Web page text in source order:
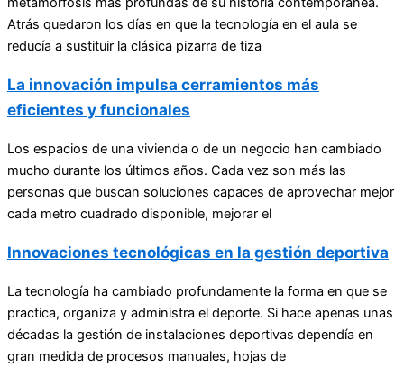
Atrás quedaron los días en que la tecnología en el aula se
reducía a sustituir la clásica pizarra de tiza
La innovación impulsa cerramientos más
eficientes y funcionales
Los espacios de una vivienda o de un negocio han cambiado
mucho durante los últimos años. Cada vez son más las
personas que buscan soluciones capaces de aprovechar mejor
cada metro cuadrado disponible, mejorar el
Innovaciones tecnológicas en la gestión deportiva
La tecnología ha cambiado profundamente la forma en que se
practica, organiza y administra el deporte. Si hace apenas unas
décadas la gestión de instalaciones deportivas dependía en
gran medida de procesos manuales, hojas de